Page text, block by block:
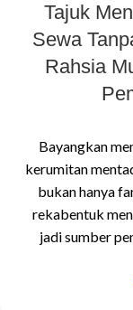
Tajuk
Sewa
Rahsia
Bayangkan
kerumitan
bukan hanya
rekabentuk
jadi sumber